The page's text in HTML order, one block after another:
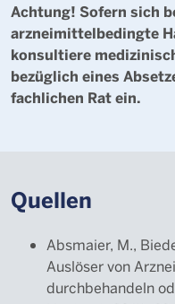
Achtung! Sofern sich
arzneimittelbedingte
konsultiere
bezüglich eines
fachlichen Rat ein.
Quellen
Absmaier, M.,
Auslöser von
durchbehandeln